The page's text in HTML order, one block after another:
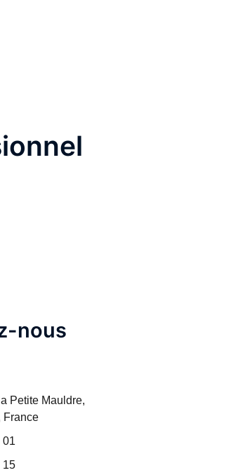
nous
Petite Mauldre,
France
01
15